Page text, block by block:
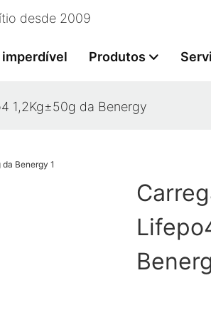
desde 2009
imperdível Produtos
1,2Kg±50g da Benergy